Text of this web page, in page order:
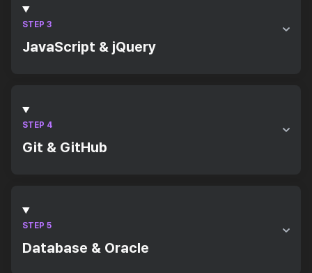
STEP 3
JavaScript & jQuery
STEP 4
Git & GitHub
STEP 5
Database & Oracle